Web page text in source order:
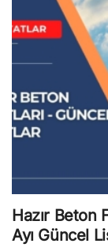
Hazır Beton
Ayı Güncel